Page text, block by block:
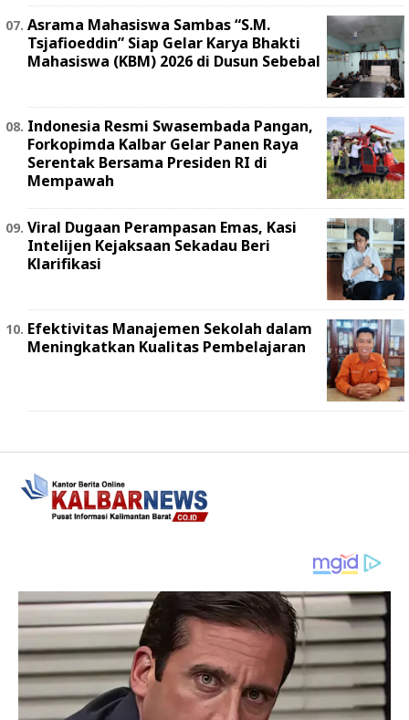
Asrama Mahasiswa Sambas “S.M.
Tsjafioeddin” Siap Gelar Karya Bhakti
Mahasiswa (KBM) 2026 di Dusun Sebebal
Indonesia Resmi Swasembada Pangan,
Forkopimda Kalbar Gelar Panen Raya
Serentak Bersama Presiden RI di
Mempawah
Viral Dugaan Perampasan Emas, Kasi
Intelijen Kejaksaan Sekadau Beri
Klarifikasi
Efektivitas Manajemen Sekolah dalam
Meningkatkan Kualitas Pembelajaran